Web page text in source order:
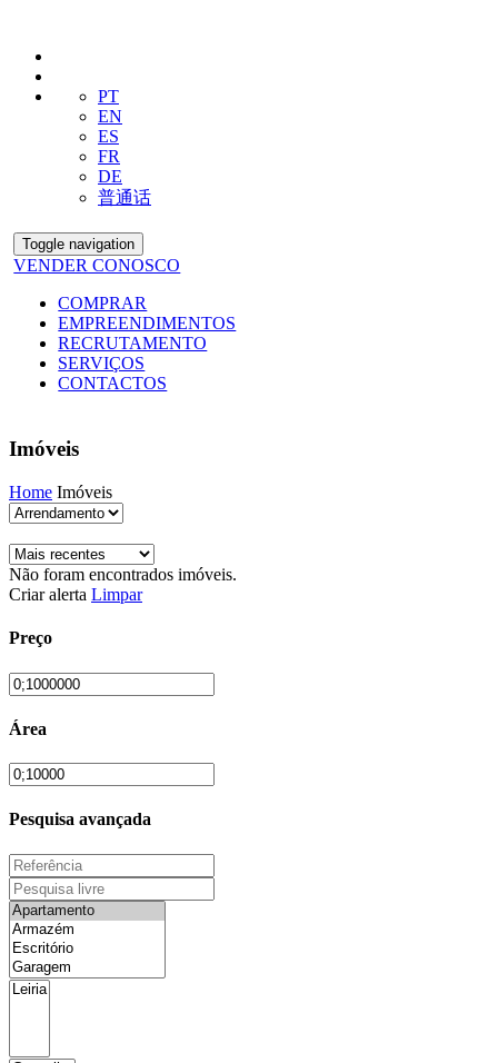
PT
EN
ES
FR
DE
普通话
Toggle navigation
VENDER CONOSCO
COMPRAR
EMPREENDIMENTOS
RECRUTAMENTO
SERVIÇOS
CONTACTOS
Imóveis
Home Imóveis
Não foram encontrados imóveis.
Criar alerta Limpar
Preço
Área
Pesquisa avançada